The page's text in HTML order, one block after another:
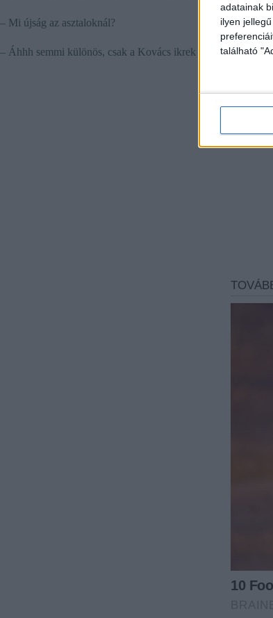
adatainak
ilyen
található
– Mi újság az asztaloknál?
– Áhhh semmi különös, csak a Kovács ikrek már megint